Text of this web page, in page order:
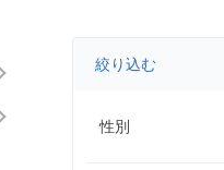
絞り込む
性別